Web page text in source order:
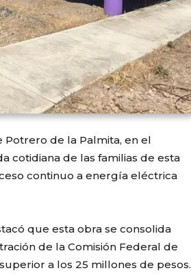
Potrero de la Palmita, en el
cotidiana de las familias de esta
continuo a energía eléctrica
que esta obra se consolida
de la Comisión Federal de
a los 25 millones de pesos.